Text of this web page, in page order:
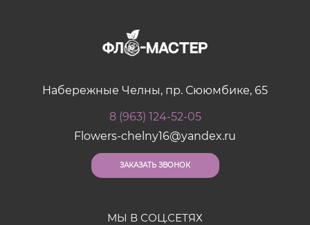
Набережные Челны, пр. Сююмбике, 65
8 (963) 124-52-05
Flowers-chelny16@yandex.ru
ЗАКАЗАТЬ ЗВОНОК
МЫ В СОЦ.СЕТЯХ